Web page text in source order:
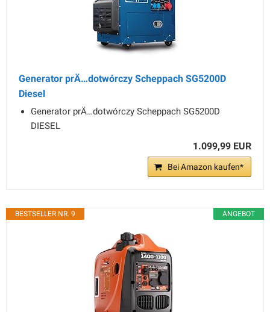
Generator prÄ…dotwórczy Scheppach SG5200D
Diesel
Generator prÄ…dotwórczy Scheppach SG5200D
DIESEL
1.099,99 EUR
Bei Amazon kaufen*
ANGEBOT
BESTSELLER NR. 9